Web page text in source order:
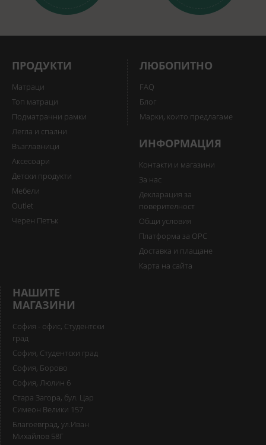
ПРОДУКТИ
Матраци
Топ матраци
Подматрачни рамки
Легла и спални
Възглавници
Аксесоари
Детски продукти
Мебели
Outlet
Черен Петък
ЛЮБОПИТНО
FAQ
Блог
Марки, които предлагаме
ИНФОРМАЦИЯ
Контакти и магазини
За нас
Декларация за
поверителност
Общи условия
Платформа за ОРС
Доставка и плащане
Карта на сайта
НАШИТЕ
МАГАЗИНИ
София - офис, Студентски
град
София, Студентски град
София, Борово
София, Люлин 6
Стара Загора, бул. Цар
Симеон Велики 157
Благоевград, ул.Иван
Михайлов 58Г